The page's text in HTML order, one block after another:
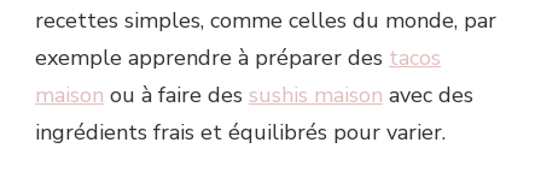
recettes simples, comme celles du monde, par
exemple apprendre à préparer des tacos
maison ou à faire des sushis maison avec des
ingrédients frais et équilibrés pour varier.